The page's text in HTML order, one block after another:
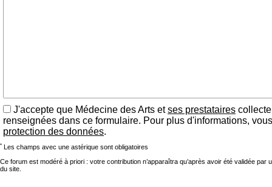
J'accepte que Médecine des Arts etses prestataires
renseignées dans ce formulaire. Pour plus d'informations,
protection des données.
* Les champs avec une astérique sont obligatoires
Ce forum est modéré à priori : votre contribution n’apparaîtra qu’après avoir été validée par
du site.